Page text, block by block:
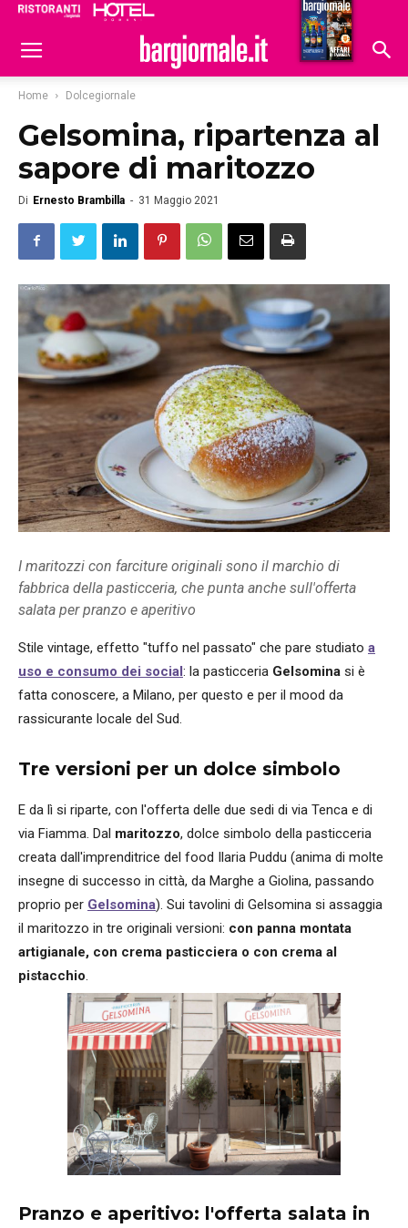
Hoteldomani
Home Dolcegiornale
Gelsomina, ripartenza al
sapore di maritozzo
Di Ernesto Brambilla - 31 Maggio 2021
I maritozzi con farciture originali sono il marchio di
fabbrica della pasticceria, che punta anche sull'offerta
salata per pranzo e aperitivo
Stile vintage, effetto "tuffo nel passato" che pare studiato a
uso e consumo dei social: la pasticceria Gelsomina si è
fatta conoscere, a Milano, per questo e per il mood da
rassicurante locale del Sud.
Tre versioni per un dolce simbolo
E da lì si riparte, con l'offerta delle due sedi di via Tenca e di
via Fiamma. Dal maritozzo, dolce simbolo della pasticceria
creata dall'imprenditrice del food Ilaria Puddu (anima di molte
insegne di successo in città, da Marghe a Giolina, passando
proprio per Gelsomina). Sui tavolini di Gelsomina si assaggia
il maritozzo in tre originali versioni: con panna montata
artigianale, con crema pasticciera o con crema al
pistacchio.
Pranzo e aperitivo: l'offerta salata in